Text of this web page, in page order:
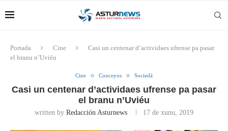
Portada Cine
Casi un centenar d’actividaes ufrense pa pasar
el branu n’Uviéu
Cine Conceyos Sociedá
Casi un centenar d’actividaes ufrense pa pasar
el branu n’Uviéu
written by Redacción Asturnews 17 de xunu, 2019